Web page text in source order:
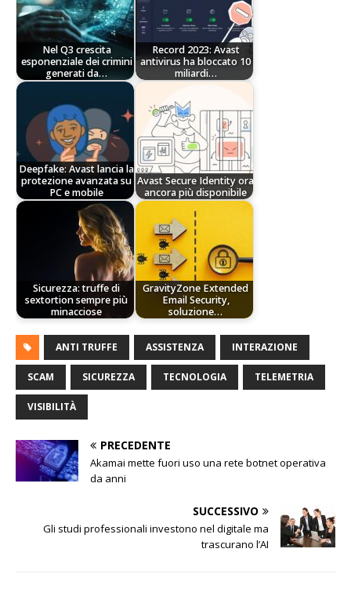
Nel Q3 crescita
esponenziale dei crimini
generati da…
Record 2023: Avast
antivirus ha bloccato 10
miliardi…
Deepfake: Avast lancia la
protezione avanzata su
PC e mobile
Avast Secure Identity ora
ancora più disponibile
Sicurezza: truffe di
sextortion sempre più
minacciose
GravityZone Extended
Email Security,
soluzione…
ANTI TRUFFE ASSISTENZA INTERAZIONE
SCAM SICUREZZA TECNOLOGIA TELEMETRIA
VISIBILITÀ
PRECEDENTE
Akamai mette fuori uso una rete botnet operativa
da anni
SUCCESSIVO
Gli studi professionali investono nel digitale ma
trascurano l’AI